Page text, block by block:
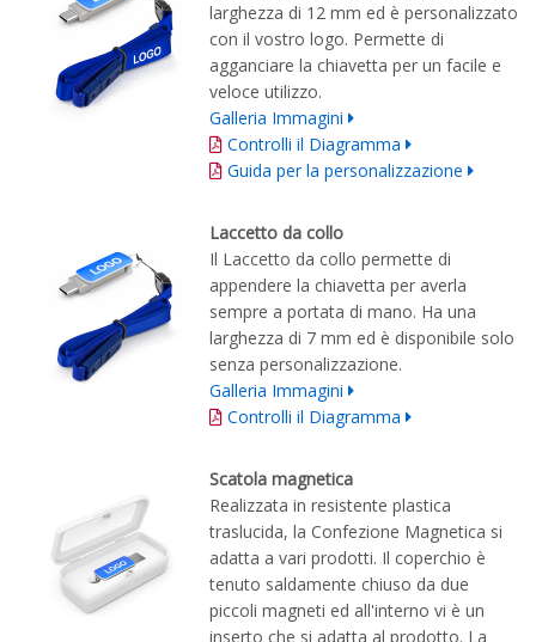
larghezza di 12 mm ed è personalizzato
con il vostro logo. Permette di
agganciare la chiavetta per un facile e
veloce utilizzo.
Galleria Immagini
Controlli il Diagramma
Guida per la personalizzazione
Laccetto da collo
Il Laccetto da collo permette di
appendere la chiavetta per averla
sempre a portata di mano. Ha una
larghezza di 7 mm ed è disponibile solo
senza personalizzazione.
Galleria Immagini
Controlli il Diagramma
Scatola magnetica
Realizzata in resistente plastica
traslucida, la Confezione Magnetica si
adatta a vari prodotti. Il coperchio è
tenuto saldamente chiuso da due
piccoli magneti ed all'interno vi è un
inserto che si adatta al prodotto. La